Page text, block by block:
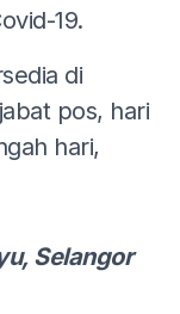
19.
di
pos, hari
hari,
Selangor